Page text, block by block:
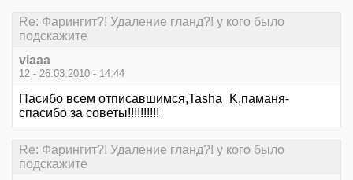
Re: Фарингит?! Удаление гланд?! у кого было
подскажите
viaaa
12 - 26.03.2010 - 14:44
Пасибо всем отписавшимся,Tasha_K,паманя-
спасибо за советы!!!!!!!!!!
Re: Фарингит?! Удаление гланд?! у кого было
подскажите